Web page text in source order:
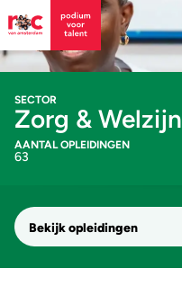
SECTOR
Zorg & Welzijn
AANTAL OPLEIDINGEN
63
Bekijk opleidingen